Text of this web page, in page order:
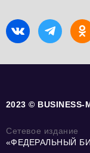
2023 © BUSINESS-
Сетевое издание
«ФЕДЕРАЛЬНЫЙ